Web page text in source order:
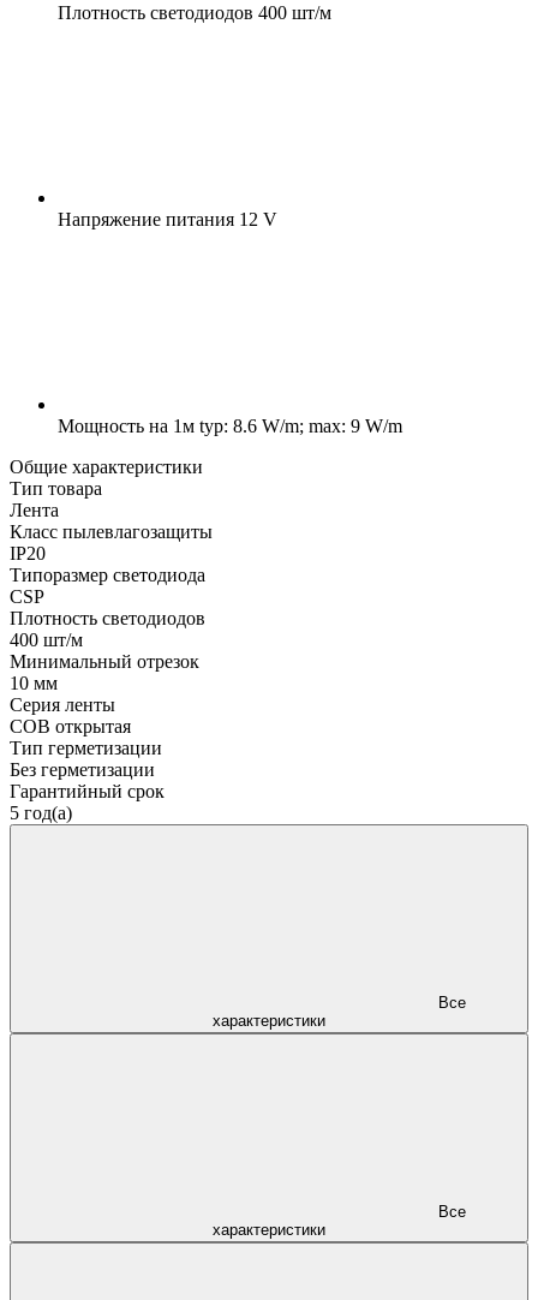
Плотность светодиодов 400 шт/м
Напряжение питания 12 V
Мощность на 1м typ: 8.6 W/m; max: 9 W/m
Общие характеристики
Тип товара
Лента
Класс пылевлагозащиты
IP20
Типоразмер светодиода
CSP
Плотность светодиодов
400 шт/м
Минимальный отрезок
10 мм
Серия ленты
COB открытая
Тип герметизации
Без герметизации
Гарантийный срок
5 год(а)
характеристики
характеристики